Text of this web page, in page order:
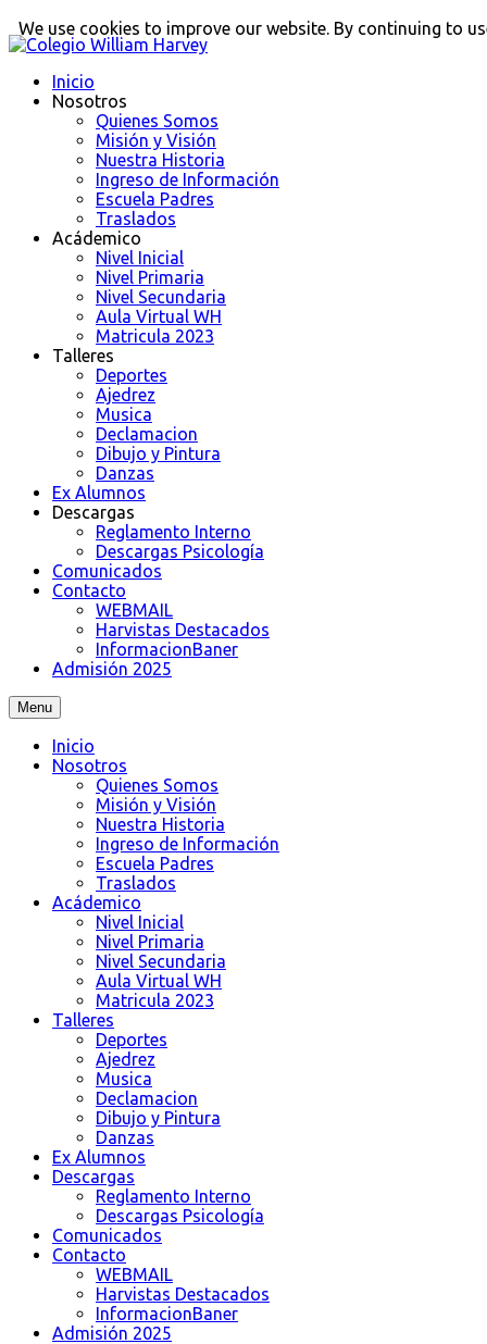
Inicio
Nosotros
Quienes Somos
Misión y Visión
Nuestra Historia
Ingreso de Información
Escuela Padres
Traslados
Acádemico
Nivel Inicial
Nivel Primaria
Nivel Secundaria
Aula Virtual WH
Matricula 2023
Talleres
Deportes
Ajedrez
Musica
Declamacion
Dibujo y Pintura
Danzas
Ex Alumnos
Descargas
Reglamento Interno
Descargas Psicología
Comunicados
Contacto
WEBMAIL
Harvistas Destacados
InformacionBaner
Admisión 2025
Menu
Inicio
Nosotros
Quienes Somos
Misión y Visión
Nuestra Historia
Ingreso de Información
Escuela Padres
Traslados
Acádemico
Nivel Inicial
Nivel Primaria
Nivel Secundaria
Aula Virtual WH
Matricula 2023
Talleres
Deportes
Ajedrez
Musica
Declamacion
Dibujo y Pintura
Danzas
Ex Alumnos
Descargas
Reglamento Interno
Descargas Psicología
Comunicados
Contacto
WEBMAIL
Harvistas Destacados
InformacionBaner
Admisión 2025
We use cookies to improve our website. By continuing to